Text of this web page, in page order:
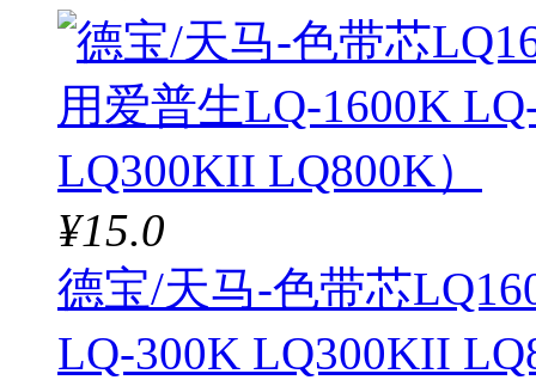
¥15.0
德宝/天马-色带芯
LQ-300K LQ300KII